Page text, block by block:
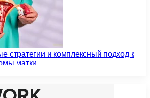
стратегии и комплексный подход к
матки